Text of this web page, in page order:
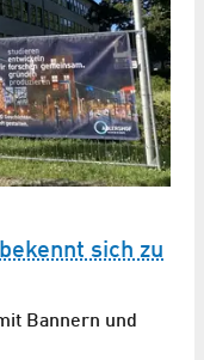
sich zu
Bannern und